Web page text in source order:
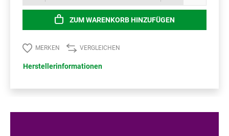
ZUM WARENKORB HINZUFÜGEN
MERKEN VERGLEICHEN
Herstellerinformationen